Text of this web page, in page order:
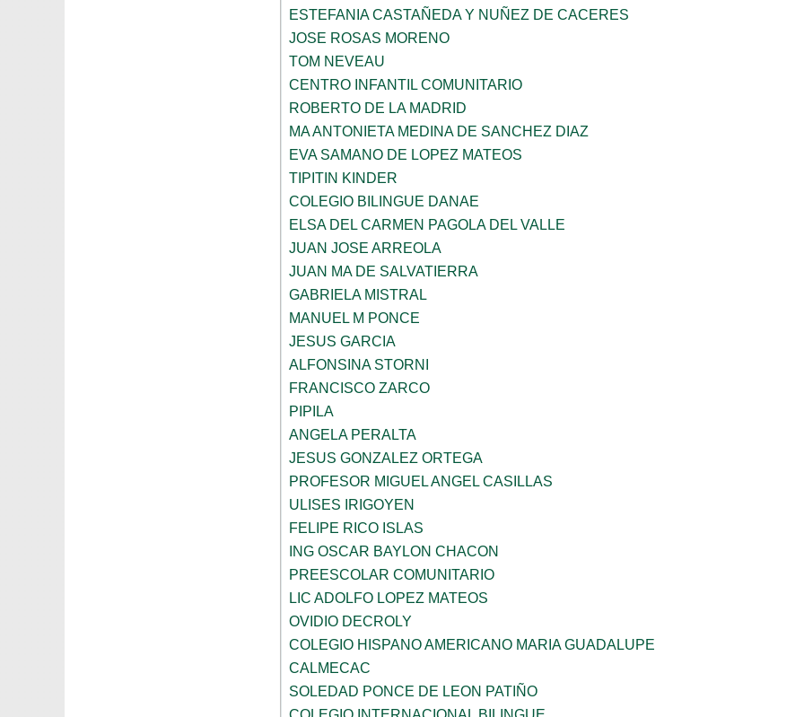
ESTEFANIA CASTAÑEDA Y NUÑEZ DE CACERES
JOSE ROSAS MORENO
TOM NEVEAU
CENTRO INFANTIL COMUNITARIO
ROBERTO DE LA MADRID
MA ANTONIETA MEDINA DE SANCHEZ DIAZ
EVA SAMANO DE LOPEZ MATEOS
TIPITIN KINDER
COLEGIO BILINGUE DANAE
ELSA DEL CARMEN PAGOLA DEL VALLE
JUAN JOSE ARREOLA
JUAN MA DE SALVATIERRA
GABRIELA MISTRAL
MANUEL M PONCE
JESUS GARCIA
ALFONSINA STORNI
FRANCISCO ZARCO
PIPILA
ANGELA PERALTA
JESUS GONZALEZ ORTEGA
PROFESOR MIGUEL ANGEL CASILLAS
ULISES IRIGOYEN
FELIPE RICO ISLAS
ING OSCAR BAYLON CHACON
PREESCOLAR COMUNITARIO
LIC ADOLFO LOPEZ MATEOS
OVIDIO DECROLY
COLEGIO HISPANO AMERICANO MARIA GUADALUPE
CALMECAC
SOLEDAD PONCE DE LEON PATIÑO